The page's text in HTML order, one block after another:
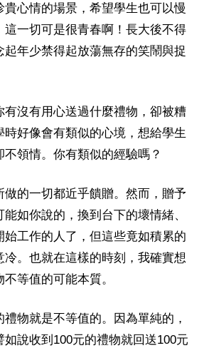
心情的場景，希望學生也可以慢
這一切可是很青春啊！長大後不得
年少禁得起放蕩無存的笑鬧與捉
有沒有用心送過什麼禮物，卻被糟
時好像會有類似的心境，想給學生
領情。你有類似的經驗嗎？
做的一切都近乎饋贈。然而，贈予
如你說的，換到台下的壞情緒、
始工作的人了，但這些竟如積累的
冷。也就在這樣的時刻，我確實想
等值的可能本質。
物就是不等值的。因為單純的，
說收到100元的禮物就回送100元